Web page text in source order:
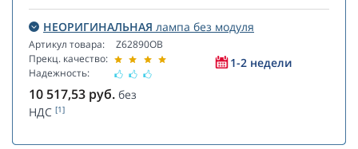
НЕОРИГИНАЛЬНАЯ лампа без модуля
Артикул товара:
Прекц. качество:
Надежность:
Z62890OB
1-2 недели
10 517,53 руб. без
НДС [1]